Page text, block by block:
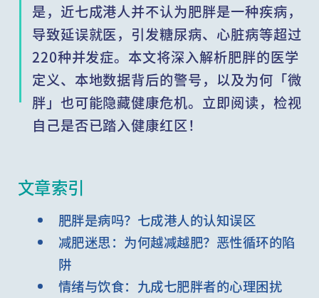
是，近七成港人并不认为肥胖是一种疾病，
导致延误就医，引发糖尿病、心脏病等超过
220种并发症。本文将深入解析肥胖的医学
定义、本地数据背后的警号，以及为何「微
胖」也可能隐藏健康危机。立即阅读，检视
自己是否已踏入健康红区！
文章索引
肥胖是病吗？七成港人的认知误区
减肥迷思：为何越减越肥？恶性循环的陷
阱
情绪与饮食：九成七肥胖者的心理困扰